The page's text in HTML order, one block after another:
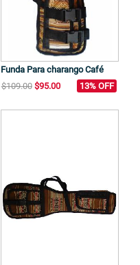
Funda Para charango Café
$109.00 $95.00 13% OFF